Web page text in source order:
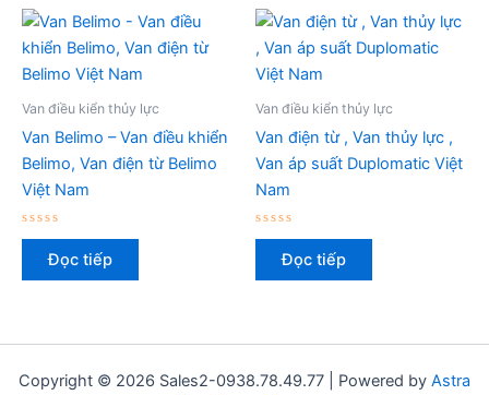
Van điều kiển thủy lực
Van Belimo – Van điều khiển
Belimo, Van điện từ Belimo
Việt Nam
Được
xếp
hạngĐọc tiếp
Van điều kiển thủy lực
Van điện từ , Van thủy lực ,
Van áp suất Duplomatic Việt
Nam
Được
xếp
hạngĐọc tiếp
Copyright © 2026 Sales2-0938.78.49.77 | Powered by Astra